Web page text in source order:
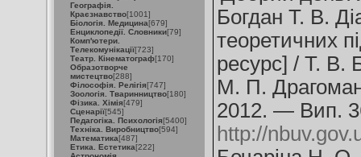
Географія.
Краєзнавство[1001]
Біологія. Медицина[679]
Енциклопедії. Словники[79]
Комп'ютери.
Телекомунікації[723]
Театр. Кінематограф[170]
Образотворче
мистецтво[288]
Філософія. Релігія[747]
Зоологія. Тваринництво[180]
Фізика. Хімія[479]
Сценарії[545]
Педагогіка. Психологія[5400]
Техніка. Виробництво[594]
Математика[487]
Етика. Естетика[222]
Богдан Т. В.
теоретичних
ресурс] / Т. В.
М. П.
2012. — Вип.
http://